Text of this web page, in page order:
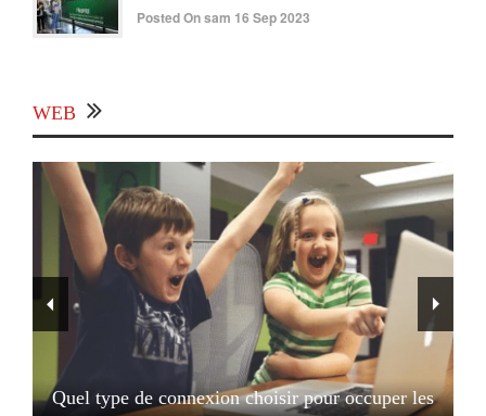
Posted On sam 16 Sep 2023
WEB
Quel type de connexion choisir pour occuper les